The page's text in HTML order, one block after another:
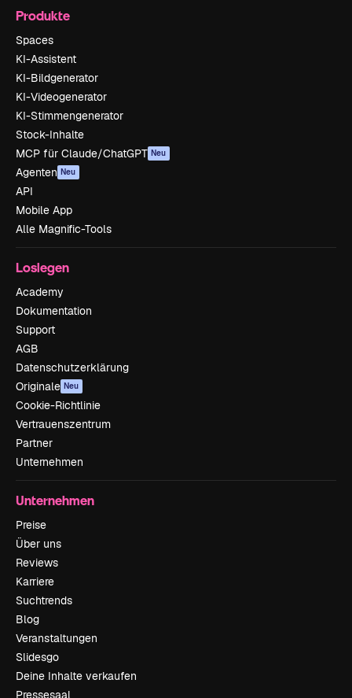
Produkte
Spaces
KI-Assistent
KI-Bildgenerator
KI-Videogenerator
KI-Stimmengenerator
Stock-Inhalte
MCP für Claude/ChatGPT Neu
Agenten Neu
API
Mobile App
Alle Magnific-Tools
Loslegen
Academy
Dokumentation
Support
AGB
Datenschutzerklärung
Originale Neu
Cookie-Richtlinie
Vertrauenszentrum
Partner
Unternehmen
Unternehmen
Preise
Über uns
Reviews
Karriere
Suchtrends
Blog
Veranstaltungen
Slidesgo
Deine Inhalte verkaufen
Pressesaal